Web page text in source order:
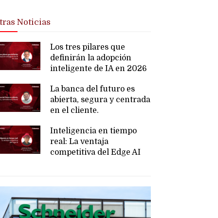
Noticias
Los tres pilares que
definirán la adopción
inteligente de IA en 2026
La banca del futuro es
abierta, segura y centrada
en el cliente.
Inteligencia en tiempo
real: La ventaja
competitiva del Edge AI